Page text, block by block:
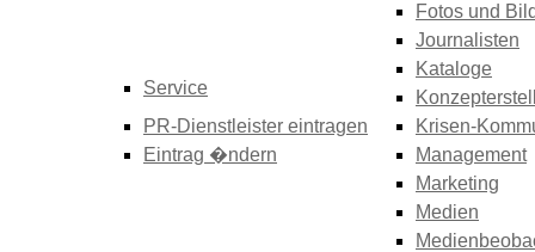
Service
PR-Dienstleister eintragen
Eintrag �ndern
Fotos und
Journalisten
Kataloge
Krisen-
Management
Marketing
Medien